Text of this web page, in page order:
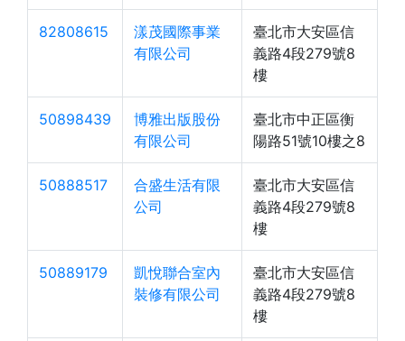
82808615
漾茂國際事業
有限公司
臺北市大安區信
義路4段279號8
樓
50898439
博雅出版股份
有限公司
臺北市中正區衡
陽路51號10樓之8
50888517
合盛生活有限
公司
臺北市大安區信
義路4段279號8
樓
50889179
凱悅聯合室內
裝修有限公司
臺北市大安區信
義路4段279號8
樓